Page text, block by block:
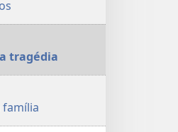
tragédia
família